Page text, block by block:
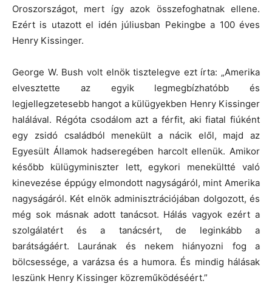
Oroszországot, mert így azok összefoghatnak ellene.
Ezért is utazott el idén júliusban Pekingbe a 100 éves
Henry Kissinger.
George W. Bush volt elnök tisztelegve ezt írta: „Amerika
elvesztette az egyik legmegbízhatóbb és
legjellegzetesebb hangot a külügyekben Henry Kissinger
halálával. Régóta csodálom azt a férfit, aki fiatal fiúként
egy zsidó családból menekült a nácik elől, majd az
Egyesült Államok hadseregében harcolt ellenük. Amikor
később külügyminiszter lett, egykori menekültté való
kinevezése éppúgy elmondott nagyságáról, mint Amerika
nagyságáról. Két elnök adminisztrációjában dolgozott, és
még sok másnak adott tanácsot. Hálás vagyok ezért a
szolgálatért és a tanácsért, de leginkább a
barátságáért. Laurának és nekem hiányozni fog a
bölcsessége, a varázsa és a humora. És mindig hálásak
leszünk Henry Kissinger közreműködéséért.”